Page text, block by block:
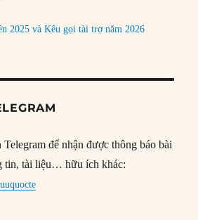
2025 và Kêu gọi tài trợ năm 2026
để nhận được thông báo bài
tin, tài liệu… hữu ích khác: